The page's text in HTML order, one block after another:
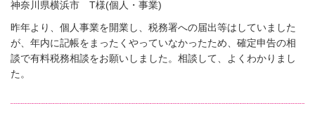
神奈川県横浜市 T様(個人・事業)
昨年より、個人事業を開業し、税務署への届出等はしていました
が、年内に記帳をまったくやっていなかったため、確定申告の相
談で有料税務相談をお願いしました。相談して、よくわかりまし
た。